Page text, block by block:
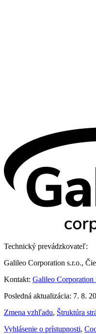
Technický prevádzkovateľ:
Galileo Corporation s.r.o.,
Kontakt: Galileo Corporation
Posledná aktualizácia: 7. 8.
Zmena vzhľadu, Štruktúra
Vyhlásenie o prístupnosti,